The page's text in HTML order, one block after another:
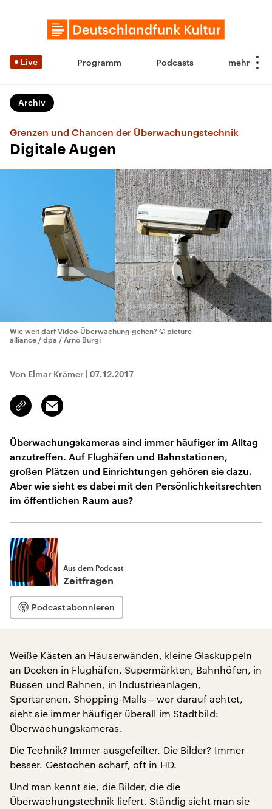
Live Programm Podcasts
Archiv
Grenzen und Chancen der Überwachungstechnik
Digitale Augen
Wie weit darf Video-Überwachung gehen? © picture
alliance / dpa / Arno Burgi
Von Elmar Krämer | 07.12.2017
Link
kopieren/teilen
Email
Überwachungskameras sind immer häufiger im Alltag
anzutreffen. Auf Flughäfen und Bahnstationen,
großen Plätzen und Einrichtungen gehören sie dazu.
Aber wie sieht es dabei mit den Persönlichkeitsrechten
im öffentlichen Raum aus?
Aus dem Podcast
Zeitfragen
Podcast abonnieren
Weiße Kästen an Häuserwänden, kleine Glaskuppeln
an Decken in Flughäfen, Supermärkten, Bahnhöfen, in
Bussen und Bahnen, in Industrieanlagen,
Sportarenen, Shopping-Malls – wer darauf achtet,
sieht sie immer häufiger überall im Stadtbild:
Überwachungskameras.
Die Technik? Immer ausgefeilter. Die Bilder? Immer
besser. Gestochen scharf, oft in HD.
Und man kennt sie, die Bilder, die die
Überwachungstechnik liefert. Ständig sieht man sie